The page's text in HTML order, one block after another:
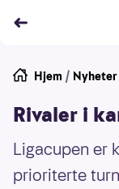
Hjem / Nyheter
Rivaler i
Ligacupen er
prioriterte